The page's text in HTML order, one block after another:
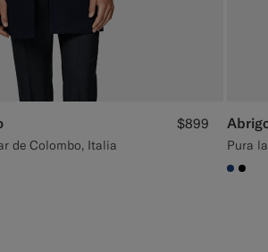
de Colombo, Italia
$899
Pura